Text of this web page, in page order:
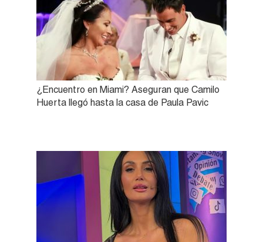
¿Encuentro en Miami? Aseguran que Camilo
Huerta llegó hasta la casa de Paula Pavic